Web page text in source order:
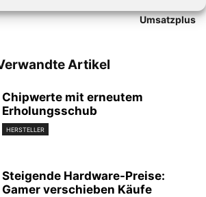
Umsatzplus
Artikel
Chipwerte mit erneutem
Erholungsschub
HERSTELLER
Steigende Hardware-Preise:
Gamer verschieben Käufe